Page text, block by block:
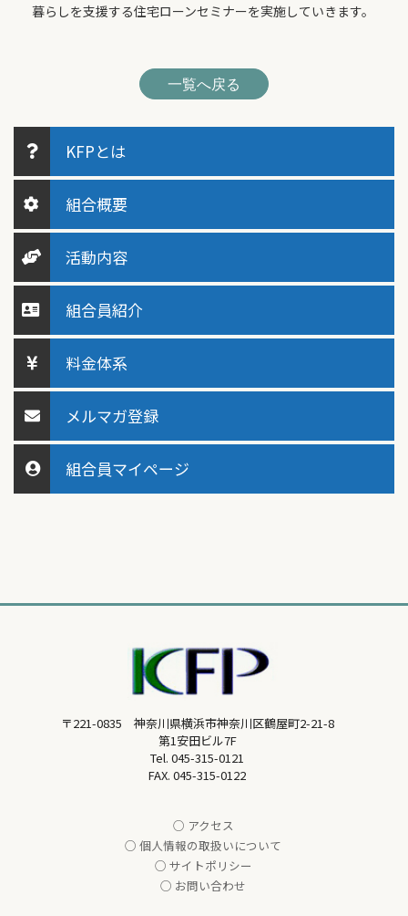
暮らしを支援する住宅ローンセミナーを実施していきます。
一覧へ戻る
KFPとは
組合概要
活動内容
組合員紹介
料金体系
メルマガ登録
組合員マイページ
〒221-0835 神奈川県横浜市神奈川区鶴屋町2-21-8
第1安田ビル7F
Tel. 045-315-0121
FAX. 045-315-0122
○ アクセス
○ 個人情報の取扱いについて
○ サイトポリシー
○ お問い合わせ